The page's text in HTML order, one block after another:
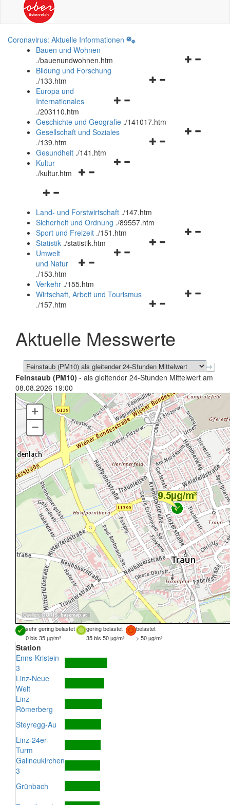
Coronavirus: Aktuelle Informationen
Bauen und Wohnen
./bauenundwohnen.htm
Navigationsmenü
Bildung und Forschung
./133.htm
Navigationsmenü
und
schließen
Europa und
Internationales
./203110.htm
Geschichte und Geografie ./141017.htm
Navigationsmenü
Gesellschaft und Soziales
./139.htm
Navigationsmenü
Gesundheit ./141.htm
Navigationsmenü
Kultur
./kultur.htm
Navigationsmenü
und
schließen
Land- und Forstwirtschaft ./147.htm
Sicherheit und Ordnung ./89557.htm
Navigationsmenü
Sport und Freizeit ./151.htm
Navigationsmenü
Statistik ./statistik.htm
Navigationsmenü
und
schließen
Umwelt
und Natur
./153.htm
Verkehr ./155.htm
Navigationsmenü
schließen
Wirtschaft, Arbeit und Tourismus
./157.htm
Aktuelle Messwerte
Feinstaub (PM10) - als gleitender 24-Stunden Mittelwert am
08.08.2026 19:00
Quellen: DORIS, basemap.at
+
–
sehr gering belastet gering belastet
belastet
0 bis 35 µg/m³
35 bis 50 µg/m³ > 50 µg/m³
Station
Enns-Kristein
3
Linz-Neue
Welt
Linz-
Römerberg
Steyregg-Au
Linz-24er-
Turm
Gallneukirchen
3
Grünbach